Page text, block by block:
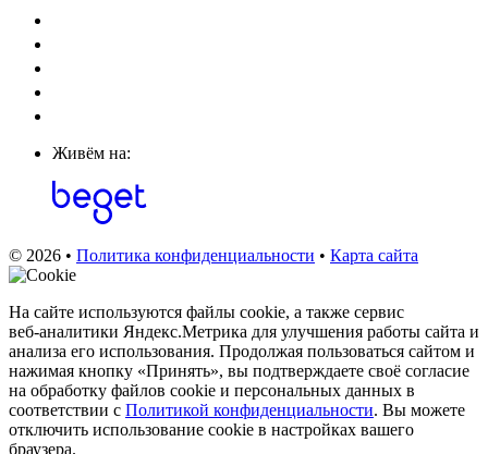
Живём на:
© 2026 • Политика конфиденциальности • Карта сайта
На сайте используются файлы cookie, а также сервис
веб‑аналитики Яндекс.Метрика для улучшения работы сайта и
анализа его использования. Продолжая пользоваться сайтом и
нажимая кнопку «Принять», вы подтверждаете своё согласие
на обработку файлов cookie и персональных данных в
соответствии с Политикой конфиденциальности. Вы можете
отключить использование cookie в настройках вашего
браузера.